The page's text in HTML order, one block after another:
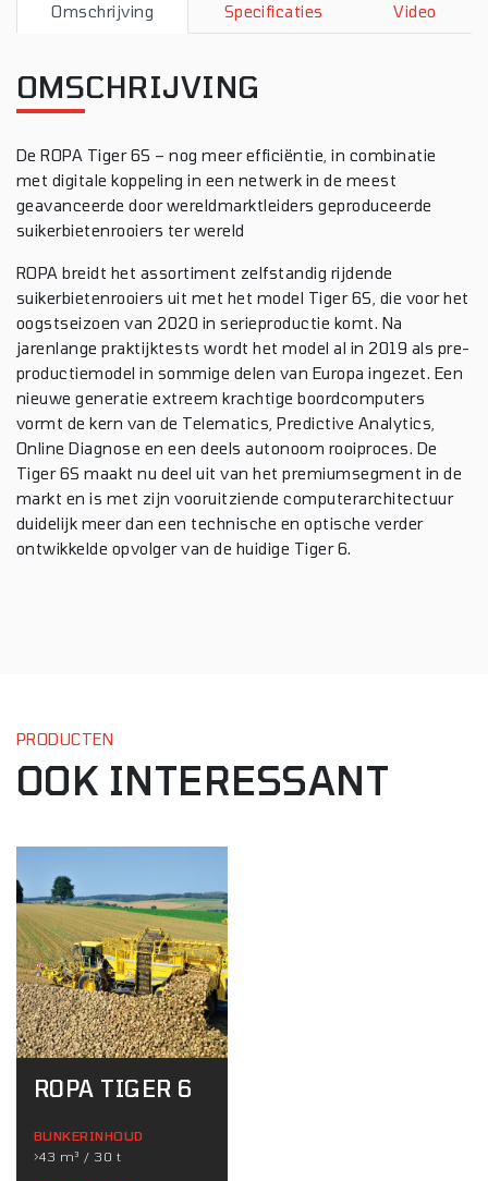
Omschrijving Specificaties Video
OMSCHRIJVING
De ROPA Tiger 6S – nog meer efficiëntie, in combinatie
met digitale koppeling in een netwerk in de meest
geavanceerde door wereldmarktleiders geproduceerde
suikerbietenrooiers ter wereld
ROPA breidt het assortiment zelfstandig rijdende
suikerbietenrooiers uit met het model Tiger 6S, die voor het
oogstseizoen van 2020 in serieproductie komt. Na
jarenlange praktijktests wordt het model al in 2019 als pre-
productiemodel in sommige delen van Europa ingezet. Een
nieuwe generatie extreem krachtige boordcomputers
vormt de kern van de Telematics, Predictive Analytics,
Online Diagnose en een deels autonoom rooiproces. De
Tiger 6S maakt nu deel uit van het premiumsegment in de
markt en is met zijn vooruitziende computerarchitectuur
duidelijk meer dan een technische en optische verder
ontwikkelde opvolger van de huidige Tiger 6.
PRODUCTEN
OOK INTERESSANT
ROPA TIGER 6
BUNKERINHOUD
>43 m³ / 30 t